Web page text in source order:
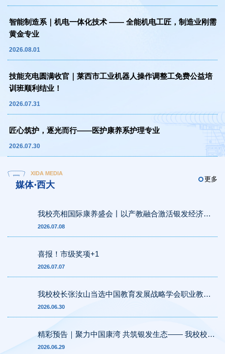
智能制造系｜机电一体化技术 —— 全能机电工匠，制造业刚需
黄金专业
2026.08.01
技能充电圆满收官｜莱西市工业机器人操作调整工免费公益培
训班顺利结业！
2026.07.31
匠心筑护，逐光而行——医护康养系护理专业
2026.07.30
XIDA MEDIA
媒体·西大
更多
我校亮相国际康养盛会丨以产教融合激活银发经济新
动能
2026.07.08
喜报！市级奖项+1
2026.07.07
我校校长张汝山当选中国教育发展战略学会职业教育
专委会首届常务理事
2026.06.30
精彩预告｜聚力中国康湾 共筑银发生态—— 我校校长
张汝山亮相青岛国际康养产业博览会
2026.06.29